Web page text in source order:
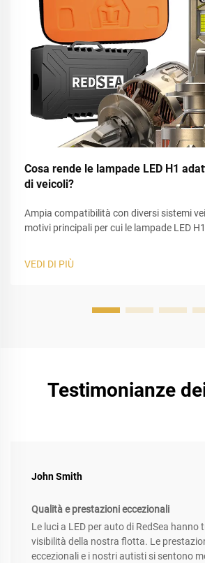
Cosa rende le lampade LED H1
di veicoli?
Ampia compatibilità con diversi sistemi
motivi principali per cui le lampade LED
portalampada. Nelle pratiche sostituzioni
VEDI DI PIÙ
Testimonianze
John Smith
Qualità e prestazioni eccezionali
Le luci a LED per auto di RedSea
visibilità della nostra flotta. Le
eccezionali e i nostri autisti si sentono